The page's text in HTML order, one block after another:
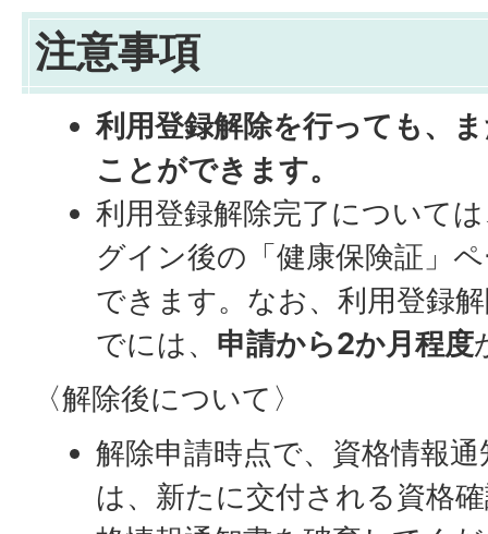
注意事項
利用登録解除を行っても、
ことができます。
利用登録解除完了について
グイン後の「健康保険証」
できます。なお、利用登録
でには、 申請から2か月程度
〈解除後について〉
解除申請時点で、資格情報
は、新たに交付される資格